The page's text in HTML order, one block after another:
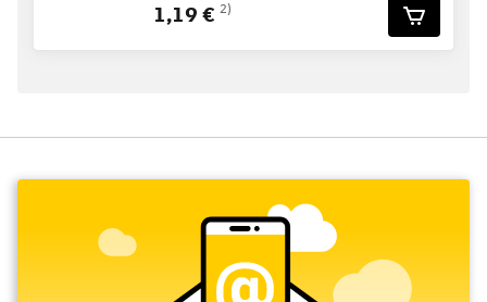
1,19 € 2)